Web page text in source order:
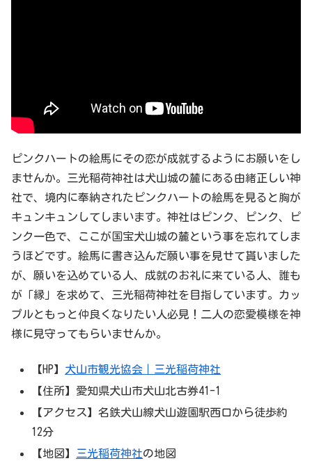
ピンクハートの絵馬にその恋が成就するようにお願いをし
ませんか。三光稲荷神社は犬山城の麓にある由緒正しい神
社で、境内に奉納されたピンクハートの絵馬を見ると胸が
キュンキュンしてしまいます。神社はピンク、ピンク、ピ
ンク一色で、ここが国宝犬山城の麓という事を忘れてしま
うほどです。絵馬に書き込んだ願い事を見せて貰いました
が、願いを込めている人、成就のお礼に来ている人、誰も
が「縁」を求めて、三光稲荷神社を目指しています。カッ
プルともっと仲良くなりたい人必見！二人の恋愛模様を神
様に見守ってもらいませんか。
【HP】 犬山市観光協会｜三光稲荷神社
【住所】愛知県犬山市犬山北古券41-1
【アクセス】名鉄犬山線犬山遊園駅西口から徒歩約
12分
【地図】
三光稲荷神社の地図